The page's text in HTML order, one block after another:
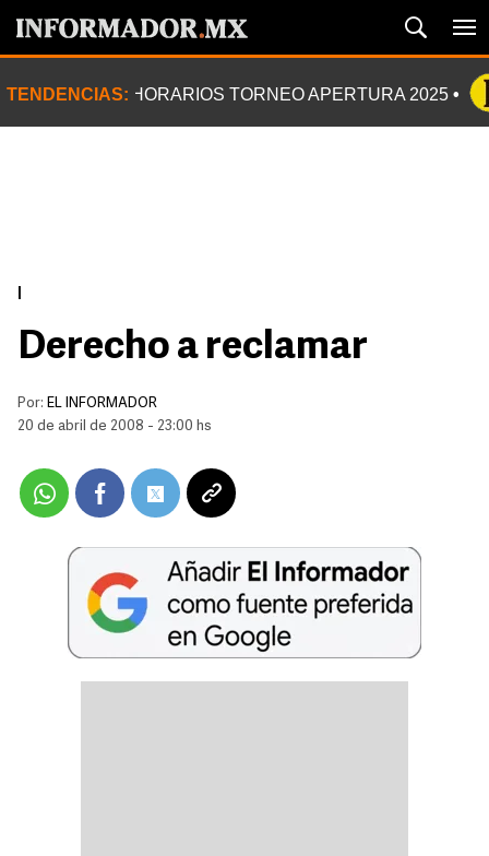
TENDENCIAS: HORARIOS TORNEO APERTURA 2025
Derecho a reclamar
Por: EL INFORMADOR
20 de abril de 2008 - 23:00 hs